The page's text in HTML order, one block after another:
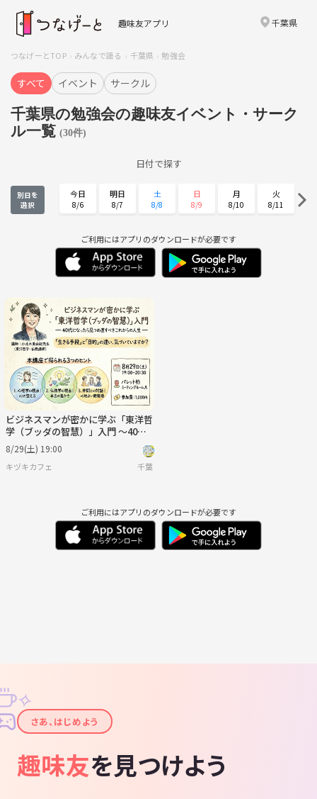
趣味友アプリ 千葉県
つなげーとTOP みんなで語る 千葉県 勉強会
すべて イベント サークル
千葉県の勉強会の趣味友イベント・サーク
ル一覧 (30件)
日付で探す
別日を
選択
今日
8/6
明日
8/7
土
8/8
日
8/9
月
8/10
火
8/11
8/12 8/13 8/14 8/15 8/16
火
8/18
水
8/19
金
8/21
土
8/22
日
8/30
月
8/31
ご利用にはアプリのダウンロードが必要です
ビジネスマンが密かに学ぶ「東洋哲
学（ブッダの智慧）」入門 〜40代
になったら見つめ直すべきこれから
の人生【柏/土曜夜】
8/29(土) 19:00
キヅキカフェ 千葉
ご利用にはアプリのダウンロードが必要です
✦
✧
さあ、はじめよう
趣味友を見つけよう